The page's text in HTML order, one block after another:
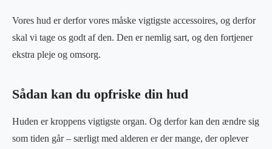
Vores hud er derfor vores måske vigtigste accessoires, og derfor
skal vi tage os godt af den. Den er nemlig sart, og den fortjener
ekstra pleje og omsorg.
Sådan kan du opfriske din hud
Huden er kroppens vigtigste organ. Og derfor kan den ændre sig
som tiden går – særligt med alderen er der mange, der oplever